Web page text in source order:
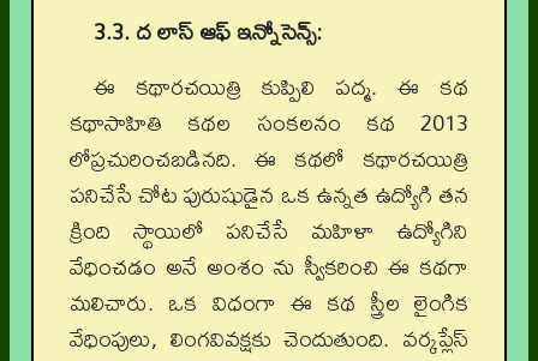
3.3. ద లాస్ ఆఫ్ ఇన్నోసెన్స్:
ఈ కథారచయిత్రి కుప్పిలి పద్మ. ఈ కథ
కథాసాహితి కథల సంకలనం కథ 2013
లోప్రచురించబడినది. ఈ కథలో కథారచయిత్రి
పనిచేసే చోట పురుషుడైన ఒక ఉన్నత ఉద్యోగి తన
క్రింది స్థాయిలో పనిచేసే మహిళా ఉద్యోగిని
వేధించడం అనే అంశం ను స్వీకరించి ఈ కథగా
మలిచారు. ఒక విధంగా ఈ కథ స్త్రీల లైంగిక
వేధింపులు, లింగవివక్షకు చెందుతుంది. వర్కప్లేస్